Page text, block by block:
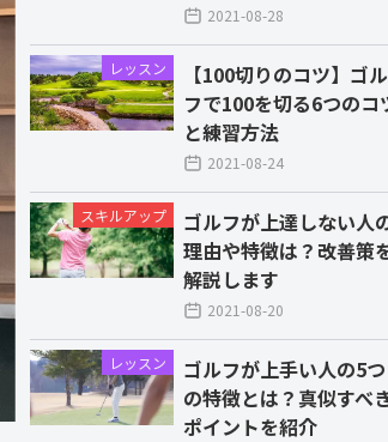
2021-08-28
レッスン
【100切りのコツ】ゴル
フで100を切る6つのコ
と練習方法
2021-08-24
スキルアップ
ゴルフが上達しない人
理由や特徴は？改善策
解説します
2021-08-20
レッスン
ゴルフが上手い人の5つ
の特徴とは？真似すべ
ポイントを紹介